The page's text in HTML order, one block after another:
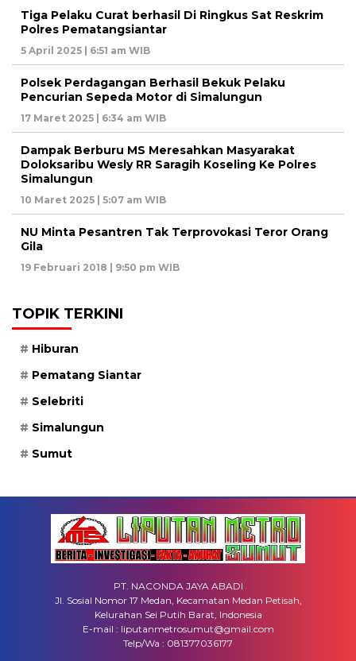
Tiga Pelaku Curat berhasil Di Ringkus Sat Reskrim
Polres Pematangsiantar
5 April 2025 | 6:51 am WIB
Polsek Perdagangan Berhasil Bekuk Pelaku
Pencurian Sepeda Motor di Simalungun
17 Maret 2025 | 6:34 am WIB
Dampak Berburu MS Meresahkan Masyarakat
Doloksaribu Wesly RR Saragih Koseling Ke Polres
Simalungun
10 Maret 2025 | 5:07 am WIB
NU Minta Pesantren Tak Terprovokasi Teror Orang
Gila
19 Februari 2018 | 9:50 pm WIB
TOPIK TERKINI
Hiburan
Pematang Siantar
Selebriti
Simalungun
Sumut
PT. NACONDA JAYA ABADI
Jl. Sosial Nomor 17 Medan, Kecamatan Medan Petisah,
Kelurahan Sei Putih Barat, Indonesia
E-mail : liputanmetrosumut@gmail.com
Telp/Wa : 081377036177